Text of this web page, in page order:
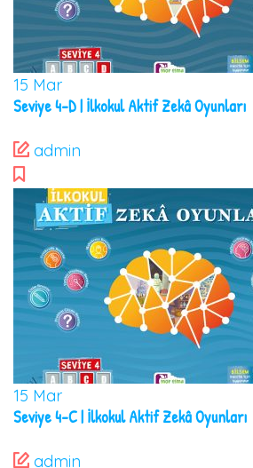
15 Mar
Seviye 4-D | İlkokul Aktif Zekâ Oyunları
admin
15 Mar
Seviye 4-C | İlkokul Aktif Zekâ Oyunları
admin